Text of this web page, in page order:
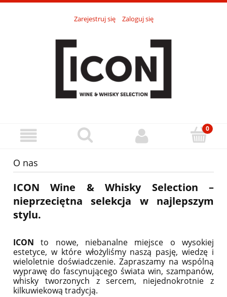
Zarejestruj się Zaloguj się
O nas
ICON Wine & Whisky Selection –
nieprzeciętna selekcja w najlepszym
stylu.
ICON to nowe, niebanalne miejsce o wysokiej
estetyce, w które włożyliśmy naszą pasję, wiedzę i
wieloletnie doświadczenie. Zapraszamy na wspólną
wyprawę do fascynującego świata win, szampanów,
whisky tworzonych z sercem, niejednokrotnie z
kilkuwiekową tradycją.